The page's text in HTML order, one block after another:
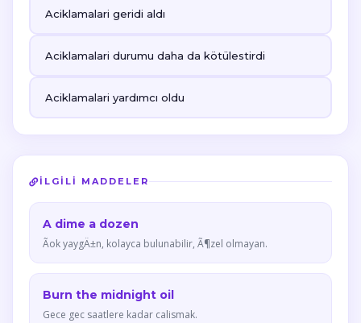
Aciklamalari geridi aldı
Aciklamalari durumu daha da kötülestirdi
Aciklamalari yardımcı oldu
İLGILI MADDELER
A dime a dozen
Ãok yaygÄ±n, kolayca bulunabilir, Ã¶zel olmayan.
Burn the midnight oil
Gece gec saatlere kadar calismak.